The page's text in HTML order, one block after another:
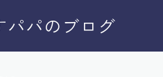
パパのブログ